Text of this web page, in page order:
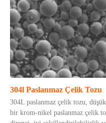
304l Paslanmaz Çelik Tozu
304L paslanmaz çelik tozu,
bir krom-nikel paslanmaz çelik